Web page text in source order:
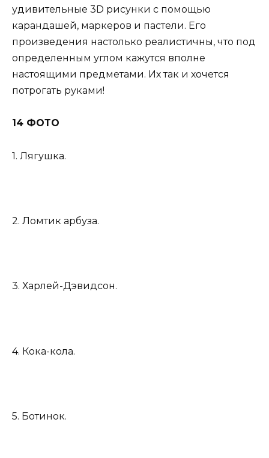
удивительные 3D рисунки с помощью
карандашей, маркеров и пастели. Его
произведения настолько реалистичны, что под
определенным углом кажутся вполне
настоящими предметами. Их так и хочется
потрогать руками!
14 ФОТО
1. Лягушка.
2. Ломтик арбуза.
3. Харлей-Дэвидсон.
4. Кока-кола.
5. Ботинок.